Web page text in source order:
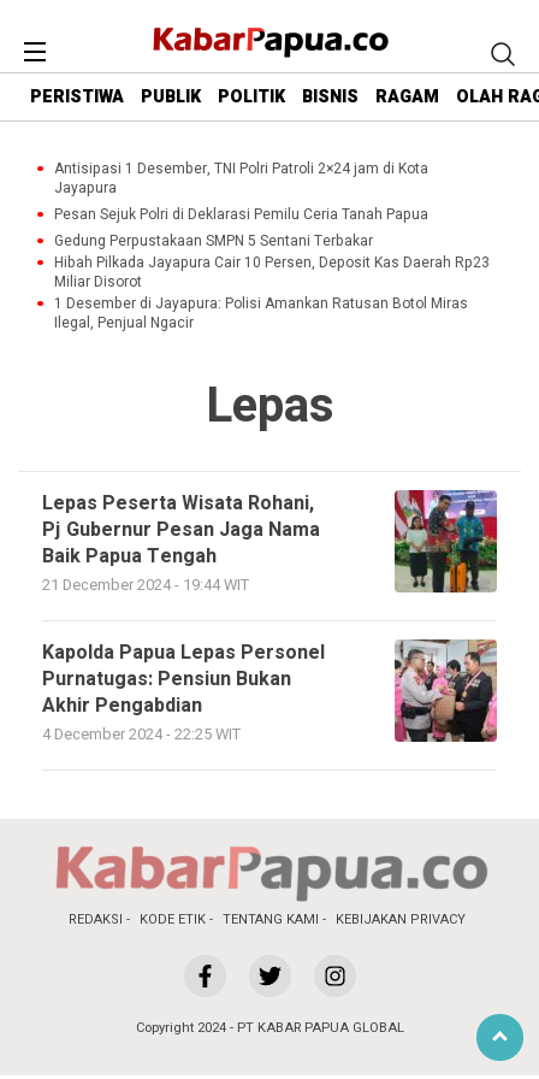
PERISTIWA PUBLIK POLITIK BISNIS RAGAM OLAH
Antisipasi 1 Desember, TNI Polri Patroli 2×24 jam di Kota
Jayapura
Pesan Sejuk Polri di Deklarasi Pemilu Ceria Tanah Papua
Gedung Perpustakaan SMPN 5 Sentani Terbakar
Hibah Pilkada Jayapura Cair 10 Persen, Deposit Kas Daerah Rp23
Miliar Disorot
1 Desember di Jayapura: Polisi Amankan Ratusan Botol Miras
Ilegal, Penjual Ngacir
Lepas
Lepas Peserta Wisata Rohani,
Pj Gubernur Pesan Jaga Nama
Baik Papua Tengah
21 December 2024 - 19:44 WIT
Kapolda Papua Lepas Personel
Purnatugas: Pensiun Bukan
Akhir Pengabdian
4 December 2024 - 22:25 WIT
REDAKSI KODE ETIK TENTANG KAMI KEBIJAKAN PRIVACY
Copyright 2024 - PT KABAR PAPUA GLOBAL